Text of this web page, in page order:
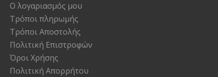
Ο λογαριασμός μου
Τρόποι πληρωμής
Τρόποι Αποστολής
Πολιτική Επιστροφών
Όροι Χρήσης
Πολιτική Απορρήτου